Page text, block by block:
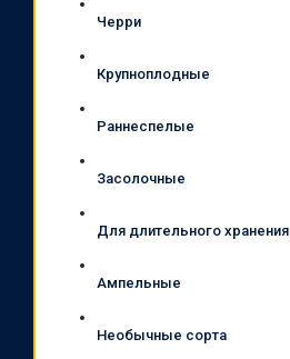
Черри
Крупноплодные
Раннеспелые
Засолочные
Для длительного хранения
Ампельные
Необычные сорта